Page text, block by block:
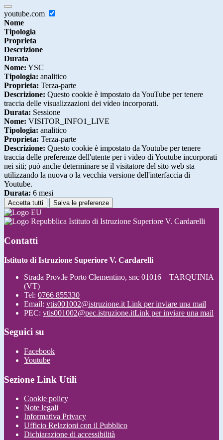
youtube.com
Nome
Tipologia
Proprieta
Descrizione
Durata
Nome: YSC
Tipologia: analitico
Proprieta: Terza-parte
Descrizione: Questo cookie è impostato da YouTube per tenere
traccia delle visualizzazioni dei video incorporati.
Durata: Sessione
Nome: VISITOR_INFO1_LIVE
Tipologia: analitico
Proprieta: Terza-parte
Descrizione: Questo cookie è impostato da Youtube per tenere
traccia delle preferenze dell'utente per i video di Youtube incorporati
nei siti; può anche determinare se il visitatore del sito web sta
utilizzando la nuova o la vecchia versione dell'interfaccia di
Youtube.
Durata: 6 mesi
Accetta tutti Salva le preferenze
Istituto di Istruzione Superiore V. Cardarelli
Contatti
Istituto di Istruzione Superiore V. Cardarelli
Strada Prov.le Porto Clementino, snc 01016 – TARQUINIA
(VT)
Tel: 0766 855330
Email: vtis001002@istruzione.it Link per inviare una mail
PEC: vtis001002@pec.istruzione.itLink per inviare una mail
Seguici su
Facebook
Youtube
Sezione Link Utili
Cookie policy
Note legali
Informativa Privacy
Ufficio Relazioni con il Pubblico
Dichiarazione di accessibilità